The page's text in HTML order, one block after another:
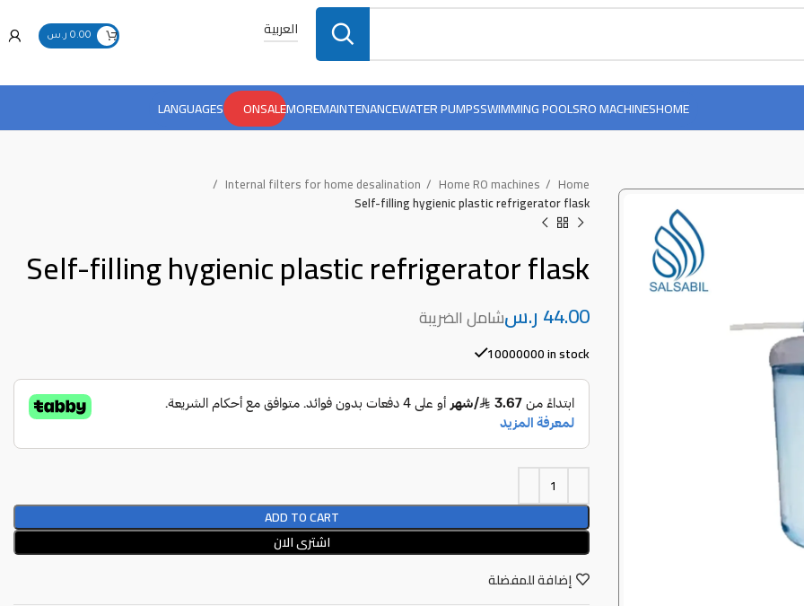
العربية 0.00 ر.س
HOME
RO MACHINES
SWIMMING POOLS
WATER PUMPS
MAINTENANCE
MORE
ONSALE
LANGUAGES
Home
Home RO machines
Internal filters for home desalination
Self-filling hygienic plastic refrigerator flask
Self-filling hygienic plastic refrigerator flask
ر.س
10000000 in stock
ADD TO CART
اشترى الان
إضافة للمفضلة